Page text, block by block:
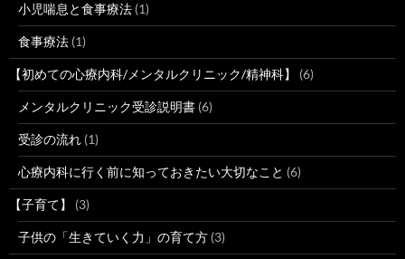
小児喘息と食事療法 (1)
食事療法 (1)
【初めての心療内科/メンタルクリニック/精神科】 (6)
メンタルクリニック受診説明書 (6)
受診の流れ (1)
心療内科に行く前に知っておきたい大切なこと (6)
【子育て】 (3)
子供の「生きていく力」の育て方 (3)